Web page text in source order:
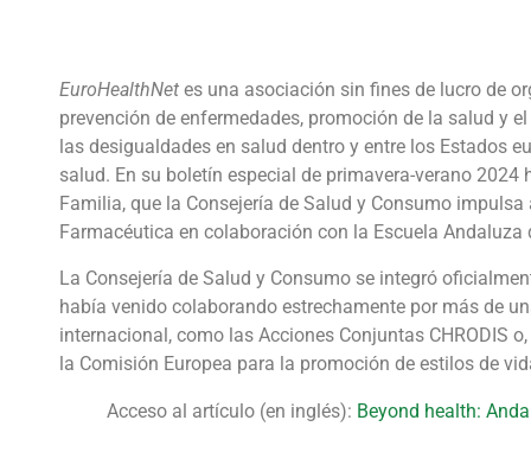
EuroHealthNet es una asociación sin fines de lucro de
prevención de enfermedades, promoción de la salud y
las desigualdades en salud dentro y entre los Estados
salud. En su boletín especial de primavera-verano
Familia, que la Consejería de Salud y Consumo
Farmacéutica en colaboración con la Escuela
La Consejería de Salud y Consumo se integró
había venido colaborando estrechamente por más de
internacional, como las Acciones Conjuntas CHRODIS
la Comisión Europea para la promoción de estilos de
Acceso al artículo (en inglés): Beyond health: